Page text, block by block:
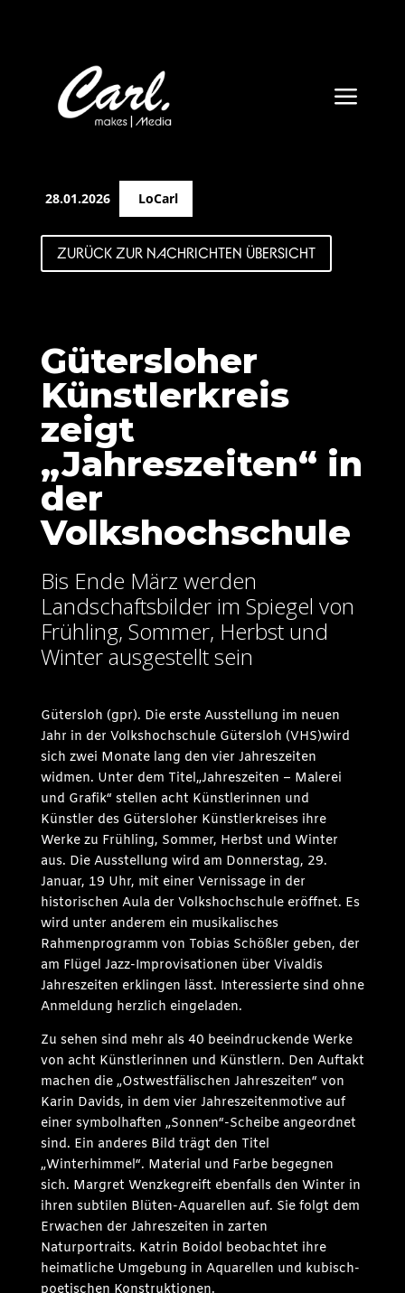
a
28.01.2026 LoCarl
ZURÜCK ZUR NACHRICHTEN ÜBERSICHT
Gütersloher
Künstlerkreis
zeigt
„Jahreszeiten“ in
der
Volkshochschule
Bis Ende März werden
Landschaftsbilder im Spiegel von
Frühling, Sommer, Herbst und
Winter ausgestellt sein
Gütersloh (gpr). Die erste Ausstellung im neuen
Jahr in der Volkshochschule Gütersloh (VHS)wird
sich zwei Monate lang den vier Jahreszeiten
widmen. Unter dem Titel„Jahreszeiten – Malerei
und Grafik“ stellen acht Künstlerinnen und
Künstler des Gütersloher Künstlerkreises ihre
Werke zu Frühling, Sommer, Herbst und Winter
aus. Die Ausstellung wird am Donnerstag, 29.
Januar, 19 Uhr, mit einer Vernissage in der
historischen Aula der Volkshochschule eröffnet. Es
wird unter anderem ein musikalisches
Rahmenprogramm von Tobias Schößler geben, der
am Flügel Jazz-Improvisationen über Vivaldis
Jahreszeiten erklingen lässt. Interessierte sind ohne
Anmeldung herzlich eingeladen.
Zu sehen sind mehr als 40 beeindruckende Werke
von acht Künstlerinnen und Künstlern. Den Auftakt
machen die „Ostwestfälischen Jahreszeiten“ von
Karin Davids, in dem vier Jahreszeitenmotive auf
einer symbolhaften „Sonnen“-Scheibe angeordnet
sind. Ein anderes Bild trägt den Titel
„Winterhimmel“. Material und Farbe begegnen
sich. Margret Wenzkegreift ebenfalls den Winter in
ihren subtilen Blüten-Aquarellen auf. Sie folgt dem
Erwachen der Jahreszeiten in zarten
Naturportraits. Katrin Boidol beobachtet ihre
heimatliche Umgebung in Aquarellen und kubisch-
poetischen Konstruktionen.